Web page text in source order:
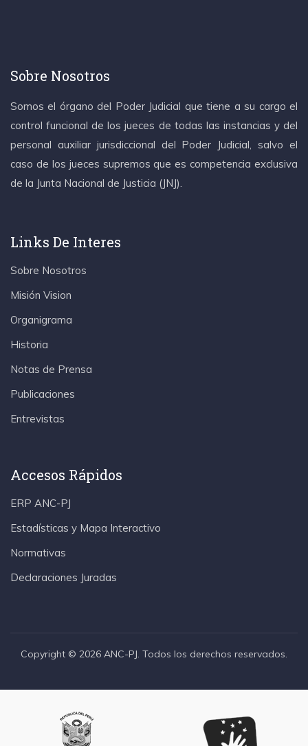
Sobre Nosotros
Somos el órgano del Poder Judicial que tiene a su cargo el
control funcional de los jueces de todas las instancias y del
personal auxiliar jurisdiccional del Poder Judicial, salvo el
caso de los jueces supremos que es competencia exclusiva
de la Junta Nacional de Justicia (JNJ).
Links De Interes
Sobre Nosotros
Misión Vision
Organigrama
Historia
Notas de Prensa
Publicaciones
Entrevistas
Accesos Rápidos
ERP ANC-PJ
Estadísticas y Mapa Interactivo
Normativas
Declaraciones Juradas
Copyright © 2026 ANC-PJ. Todos los derechos reservados.